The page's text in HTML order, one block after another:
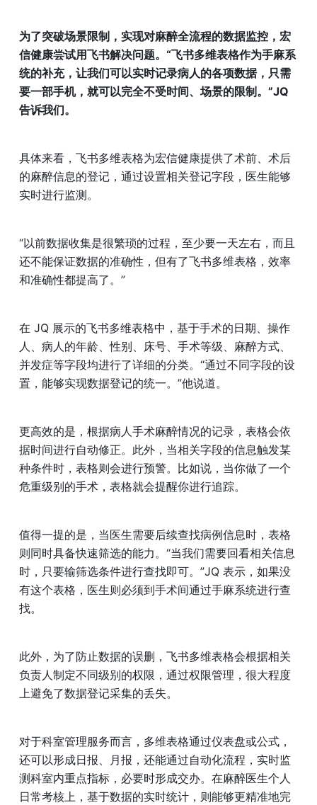
为了突破场景限制，实现对麻醉全流程的数据监控，宏
信健康尝试用飞书解决问题。“飞书多维表格作为手麻系
统的补充，让我们可以实时记录病人的各项数据，只需
要一部手机，就可以完全不受时间、场景的限制。”JQ
告诉我们。
具体来看，飞书多维表格为宏信健康提供了术前、术后
的麻醉信息的登记，通过设置相关登记字段，医生能够
实时进行监测。
“以前数据收集是很繁琐的过程，至少要一天左右，而且
还不能保证数据的准确性，但有了飞书多维表格，效率
和准确性都提高了。”
在 JQ 展示的飞书多维表格中，基于手术的日期、操作
人、病人的年龄、性别、床号、手术等级、麻醉方式、
并发症等字段均进行了详细的分类。“通过不同字段的设
置，能够实现数据登记的统一。”他说道。
更高效的是，根据病人手术麻醉情况的记录，表格会依
据时间进行自动修正。此外，当相关字段的信息触发某
种条件时，表格则会进行预警。比如说，当你做了一个
危重级别的手术，表格就会提醒你进行追踪。
值得一提的是，当医生需要后续查找病例信息时，表格
则同时具备快速筛选的能力。“当我们需要回看相关信息
时，只要输筛选条件进行查找即可。”JQ 表示，如果没
有这个表格，医生则必须到手术间通过手麻系统进行查
找。
此外，为了防止数据的误删，飞书多维表格会根据相关
负责人制定不同级别的权限，通过权限管理，很大程度
上避免了数据登记采集的丢失。
对于科室管理服务而言，多维表格通过仪表盘或公式，
还可以形成日报、月报，还能通过自动化流程，实时监
测科室内重点指标，必要时形成交办。在麻醉医生个人
日常考核上，基于数据的实时统计，则能够更精准地完